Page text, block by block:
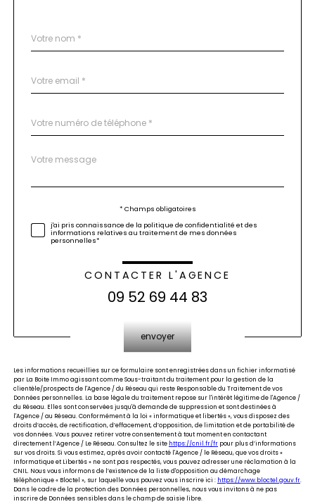
par
*
*
*
Fieldset
Message
*
* Champs obligatoires
j'ai pris connaissance de la politique de confidentialité et des
informations relatives au traitement de mes données
personnelles*
CONTACTER L'AGENCE
09 52 69 44 83
envoyer
Les informations recueillies sur ce formulaire sont enregistrées dans un fichier informatisé
par La Boite Immo agissant comme Sous-traitant du traitement pour la gestion de la
clientèle/prospects de l'Agence / du Réseau qui reste Responsable du Traitement de vos
Données personnelles. La base légale du traitement repose sur l'intérêt légitime de l'Agence /
du Réseau. Elles sont conservées jusqu'à demande de suppression et sont destinées à
l'Agence / au Réseau. Conformément à la loi « informatique et libertés », vous disposez des
droits d’accès, de rectification, d’effacement, d’opposition, de limitation et de portabilité de
vos données. Vous pouvez retirer votre consentement à tout moment en contactant
directement l’Agence / Le Réseau. Consultez le site https://cnil.fr/fr pour plus d’informations
sur vos droits. Si vous estimez, après avoir contacté l'Agence / le Réseau, que vos droits «
Informatique et Libertés » ne sont pas respectés, vous pouvez adresser une réclamation à la
CNIL. Nous vous informons de l’existence de la liste d'opposition au démarchage
téléphonique « Bloctel », sur laquelle vous pouvez vous inscrire ici : https://www.bloctel.gouv.fr.
Dans le cadre de la protection des Données personnelles, nous vous invitons à ne pas
inscrire de Données sensibles dans le champ de saisie libre.